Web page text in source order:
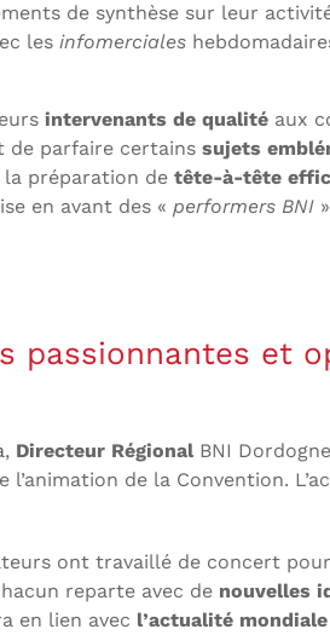
de synthèse sur leur
les infomerciales
intervenants de qualitéaux
de parfaire certains sujets
la préparation de tête-à-tête
en avant des « performers BNI
passionnantes et
, Directeur RégionalBNI
l’animation de la Convention.
ont travaillé de concert
reparte avec denouvelles
en lien avec l’actualité mondiale